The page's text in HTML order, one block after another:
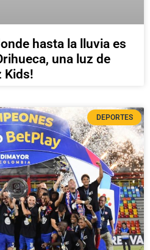
hasta la lluvia es
una luz de
Kids!
DEPORTES